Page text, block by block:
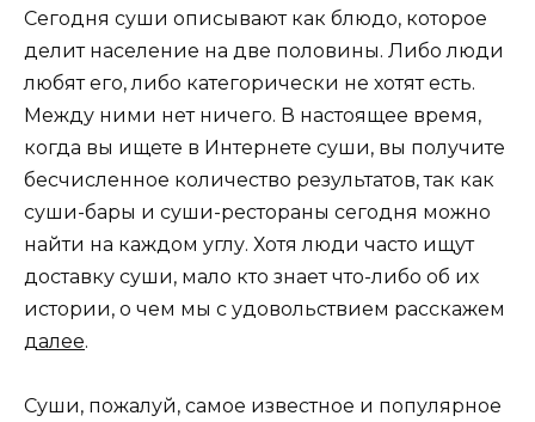
Сегодня суши описывают как блюдо, которое
делит население на две половины. Либо люди
любят его, либо категорически не хотят есть.
Между ними нет ничего. В настоящее время,
когда вы ищете в Интернете суши, вы получите
бесчисленное количество результатов, так как
суши-бары и суши-рестораны сегодня можно
найти на каждом углу. Хотя люди часто ищут
доставку суши, мало кто знает что-либо об их
истории, о чем мы с удовольствием расскажем
далее.
Суши, пожалуй, самое известное и популярное